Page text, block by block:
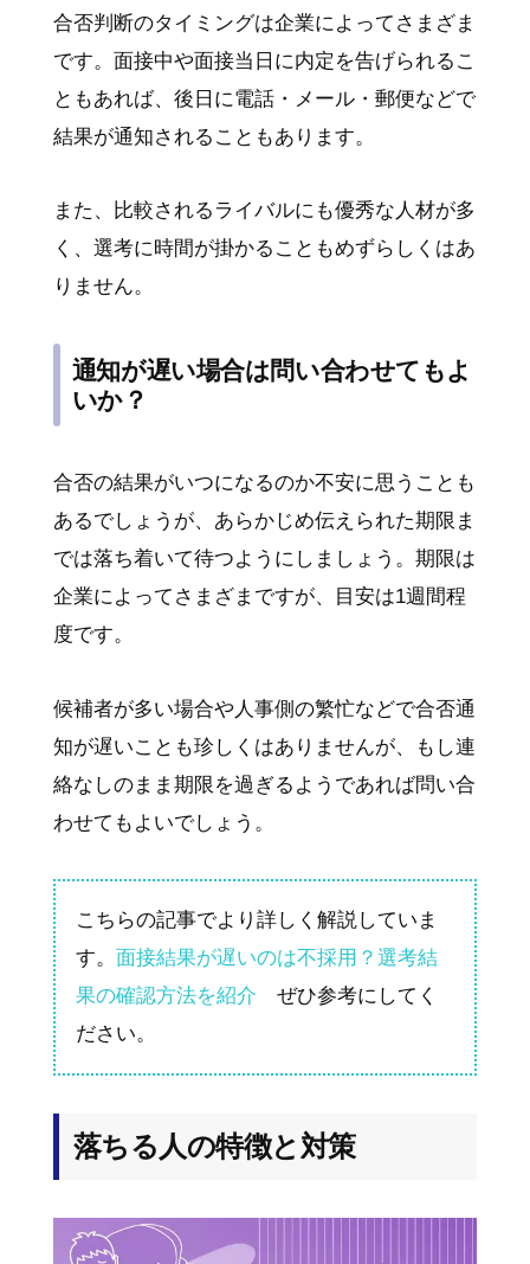
合否判断のタイミングは企業によってさまざま
です。面接中や面接当日に内定を告げられるこ
ともあれば、後日に電話・メール・郵便などで
結果が通知されることもあります。
また、比較されるライバルにも優秀な人材が多
く、選考に時間が掛かることもめずらしくはあ
りません。
通知が遅い場合は問い合わせてもよ
いか？
合否の結果がいつになるのか不安に思うことも
あるでしょうが、あらかじめ伝えられた期限ま
では落ち着いて待つようにしましょう。期限は
企業によってさまざまですが、目安は1週間程
度です。
候補者が多い場合や人事側の繁忙などで合否通
知が遅いことも珍しくはありませんが、もし連
絡なしのまま期限を過ぎるようであれば問い合
わせてもよいでしょう。
こちらの記事でより詳しく解説していま
す。 面接結果が遅いのは不採用？選考結
果の確認方法を紹介 ぜひ参考にしてく
ださい。
落ちる人の特徴と対策